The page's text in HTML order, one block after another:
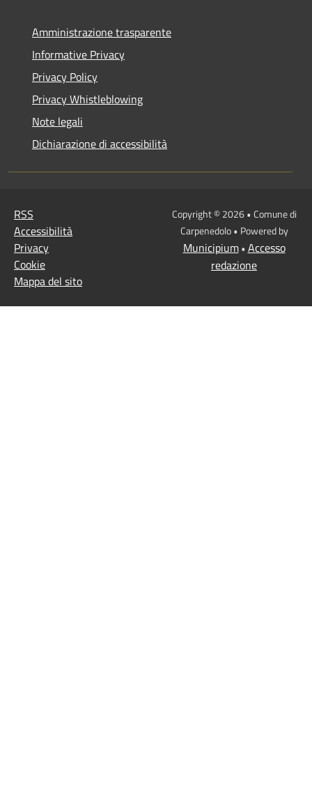
Amministrazione trasparente
Informative Privacy
Privacy Policy
Privacy Whistleblowing
Note legali
Dichiarazione di accessibilità
RSS
Accessibilità
Privacy
Cookie
Mappa del sito
Copyright © 2026 • Comune di
Carpenedolo • Powered by
Municipium• Accesso
redazione